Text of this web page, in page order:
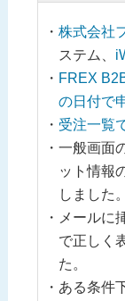
株式会社
ステム、
FREX
の日付で
受注一覧
一般画面
ット情報
しました。
メールに
で正しく
た。
ある条件